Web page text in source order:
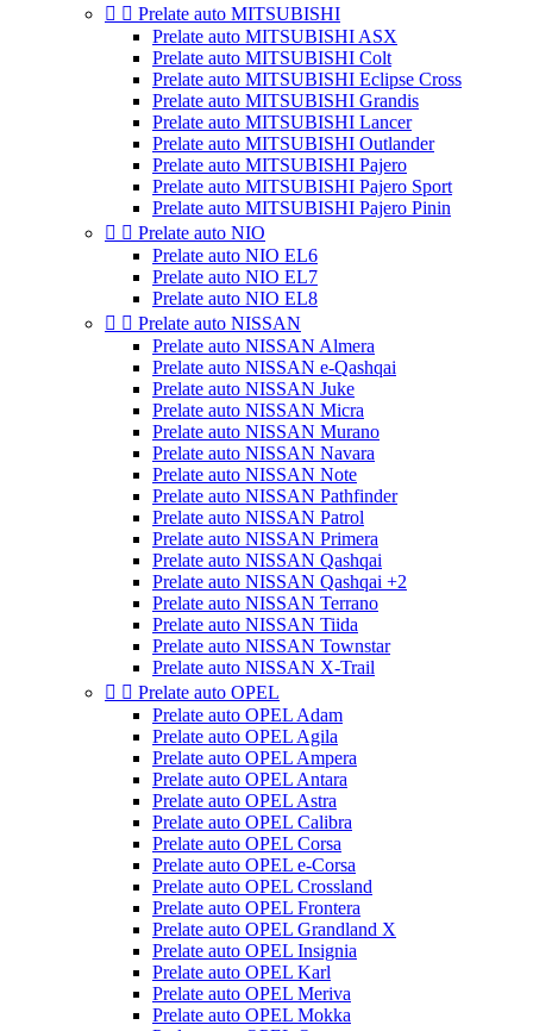
  Prelate auto MITSUBISHI
Prelate auto MITSUBISHI ASX
Prelate auto MITSUBISHI Colt
Prelate auto MITSUBISHI Eclipse Cross
Prelate auto MITSUBISHI Grandis
Prelate auto MITSUBISHI Lancer
Prelate auto MITSUBISHI Outlander
Prelate auto MITSUBISHI Pajero
Prelate auto MITSUBISHI Pajero Sport
Prelate auto MITSUBISHI Pajero Pinin
  Prelate auto NIO
Prelate auto NIO EL6
Prelate auto NIO EL7
Prelate auto NIO EL8
  Prelate auto NISSAN
Prelate auto NISSAN Almera
Prelate auto NISSAN e-Qashqai
Prelate auto NISSAN Juke
Prelate auto NISSAN Micra
Prelate auto NISSAN Murano
Prelate auto NISSAN Navara
Prelate auto NISSAN Note
Prelate auto NISSAN Pathfinder
Prelate auto NISSAN Patrol
Prelate auto NISSAN Primera
Prelate auto NISSAN Qashqai
Prelate auto NISSAN Qashqai +2
Prelate auto NISSAN Terrano
Prelate auto NISSAN Tiida
Prelate auto NISSAN Townstar
Prelate auto NISSAN X-Trail
  Prelate auto OPEL
Prelate auto OPEL Adam
Prelate auto OPEL Agila
Prelate auto OPEL Ampera
Prelate auto OPEL Antara
Prelate auto OPEL Astra
Prelate auto OPEL Calibra
Prelate auto OPEL Corsa
Prelate auto OPEL e-Corsa
Prelate auto OPEL Crossland
Prelate auto OPEL Frontera
Prelate auto OPEL Grandland X
Prelate auto OPEL Insignia
Prelate auto OPEL Karl
Prelate auto OPEL Meriva
Prelate auto OPEL Mokka